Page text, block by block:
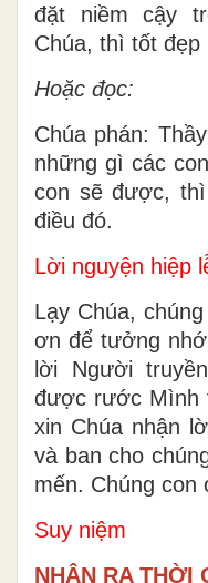
đặt niềm cậy
Chúa, thì tốt đẹp
Hoặc đọc:
Chúa phán:
những gì các
con sẽ được,
điều đó.
Lời nguyện hiệp
Lạy Chúa,
ơn để tưởng
lời Người
được rước Mình
xin Chúa nhận
và ban cho
mến. Chúng
Suy niệm
NHẬN RA THỜI